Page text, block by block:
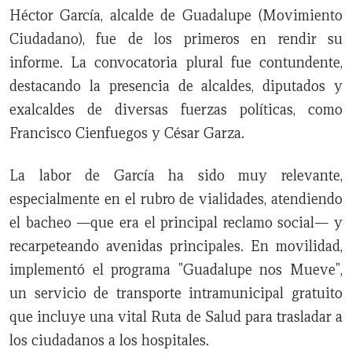
Héctor García, alcalde de Guadalupe (Movimiento
Ciudadano), fue de los primeros en rendir su
informe. La convocatoria plural fue contundente,
destacando la presencia de alcaldes, diputados y
exalcaldes de diversas fuerzas políticas, como
Francisco Cienfuegos y César Garza.
La labor de García ha sido muy relevante,
especialmente en el rubro de vialidades, atendiendo
el bacheo —que era el principal reclamo social— y
recarpeteando avenidas principales. En movilidad,
implementó el programa "Guadalupe nos Mueve",
un servicio de transporte intramunicipal gratuito
que incluye una vital Ruta de Salud para trasladar a
los ciudadanos a los hospitales.